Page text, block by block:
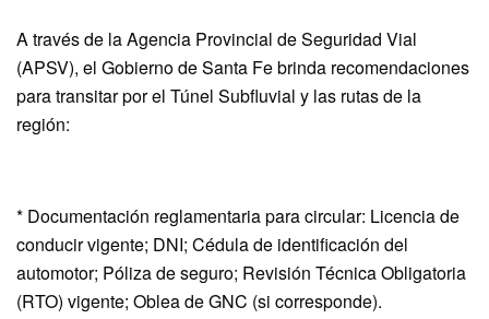
A través de la Agencia Provincial de Seguridad Vial
(APSV), el Gobierno de Santa Fe brinda recomendaciones
para transitar por el Túnel Subfluvial y las rutas de la
región:
* Documentación reglamentaria para circular: Licencia de
conducir vigente; DNI; Cédula de identificación del
automotor; Póliza de seguro; Revisión Técnica Obligatoria
(RTO) vigente; Oblea de GNC (si corresponde).